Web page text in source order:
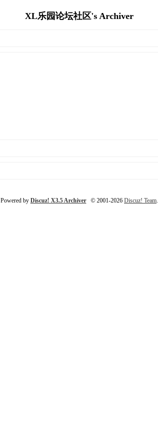
XL乐园论坛社区's Archiver
Powered by Discuz! X3.5 Archiver © 2001-2026 Discuz! Team.